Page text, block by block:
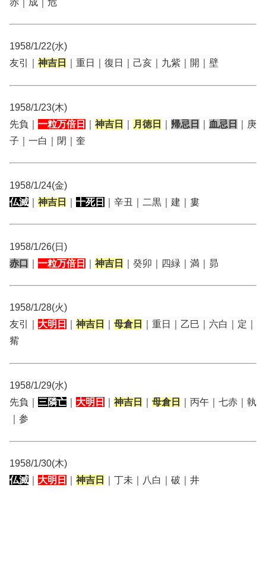
1958/1/22(水)
友引｜ 神吉日 ｜重日｜復日｜己亥｜九紫｜開｜壁
1958/1/23(木)
先負｜ 一粒万倍日 神吉日 月徳日 帰忌日 血忌日
｜庚
子｜一白｜閉｜奎
1958/1/24(金)
仏滅
神吉日 十死日 ｜辛丑｜二黒｜建｜婁
1958/1/26(日)
赤口
一粒万倍日 神吉日 ｜癸卯｜四緑｜満｜昴
1958/1/28(火)
友引｜ 大明日 神吉日 母倉日
｜重日｜乙巳｜六白｜定｜
觜
1958/1/29(水)
先負｜ 三隣亡 大明日 神吉日 母倉日
｜丙午｜七赤｜執
｜参
1958/1/30(木)
仏滅
大明日 神吉日 ｜丁未｜八白｜破｜井